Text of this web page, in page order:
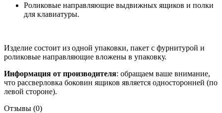
Роликовые направляющие выдвижных ящиков и полки
для клавиатуры.
Изделие состоит из одной упаковки, пакет с фурнитурой и
роликовые направляющие вложены в упаковку.
Информация от производителя: обращаем ваше внимание,
что рассверловка боковин ящиков является односторонней (по
левой стороне).
Отзывы (0)